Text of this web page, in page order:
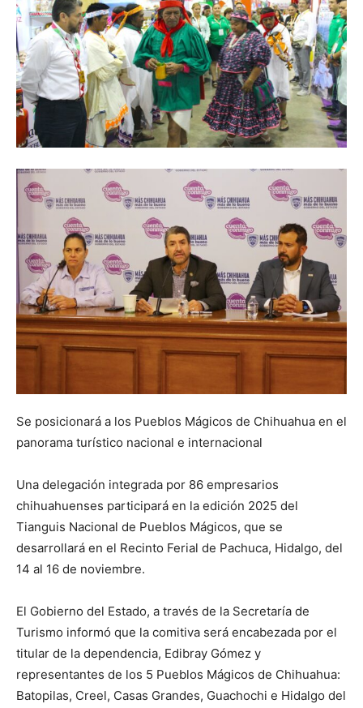
Se posicionará a los Pueblos Mágicos de Chihuahua en el
panorama turístico nacional e internacional
Una delegación integrada por 86 empresarios
chihuahuenses participará en la edición 2025 del
Tianguis Nacional de Pueblos Mágicos, que se
desarrollará en el Recinto Ferial de Pachuca, Hidalgo, del
14 al 16 de noviembre.
El Gobierno del Estado, a través de la Secretaría de
Turismo informó que la comitiva será encabezada por el
titular de la dependencia, Edibray Gómez y
representantes de los 5 Pueblos Mágicos de Chihuahua:
Batopilas, Creel, Casas Grandes, Guachochi e Hidalgo del